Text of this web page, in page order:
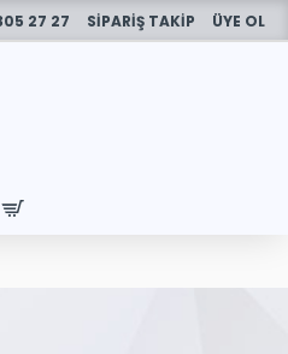
27 27 SİPARİŞ TAKİP ÜYE OL